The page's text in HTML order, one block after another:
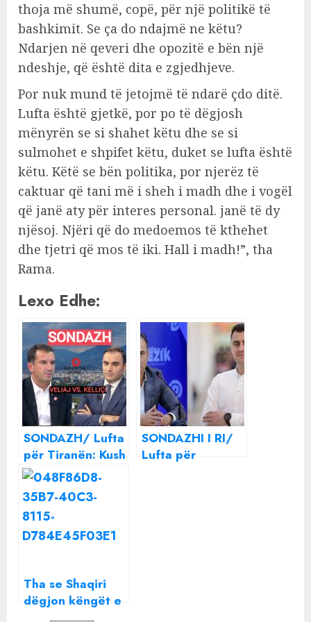
thoja më shumë, copë, për një politikë të
bashkimit. Se ça do ndajmë ne këtu?
Ndarjen në qeveri dhe opozitë e bën një
ndeshje, që është dita e zgjedhjeve.
Por nuk mund të jetojmë të ndarë çdo ditë.
Lufta është gjetkë, por po të dëgjosh
mënyrën se si shahet këtu dhe se si
sulmohet e shpifet këtu, duket se lufta është
këtu. Këtë se bën politika, por njerëz të
caktuar që tani më i sheh i madh dhe i vogël
që janë aty për interes personal. janë të dy
njësoj. Njëri që do medoemos të kthehet
dhe tjetri që mos të iki. Hall i madh!”, tha
Rama.
Lexo Edhe:
SONDAZH/ Lufta
për Tiranën: Kush
fiton, Veliaj apo
Këlliçi? VOTONI
KËTU!!
SONDAZHI I RI/
Lufta për
Tha se Shaqiri
dëgjon këngët e
saj para